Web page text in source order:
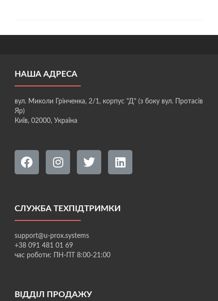
НАША АДРЕСА
вул. Миколи Грінченка, 2/1, корпус "Д" (з боку вул. Протасів
Яр)
Київ, 02000, Україна
СЛУЖБА ТЕХПІДТРИМКИ
support@u-prox.systems
+38 091 481 01 69
час роботи: ПН-ПТ 8:00-21:00
ВІДДІЛ ПРОДАЖУ